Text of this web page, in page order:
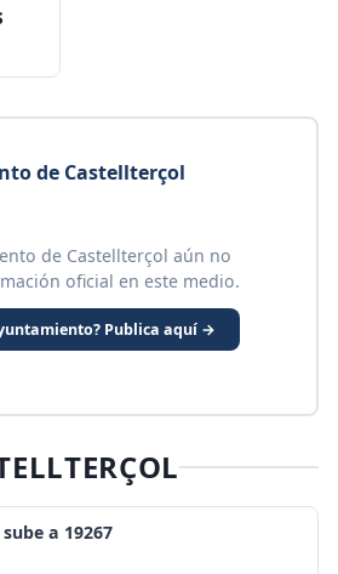
de Castellterçol
de Castellterçol aún no
oficial en este medio.
Publica aquí →
a 19267